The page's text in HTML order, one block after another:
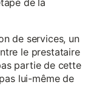
de la
de services, un
le prestataire
partie de cette
lui-même de